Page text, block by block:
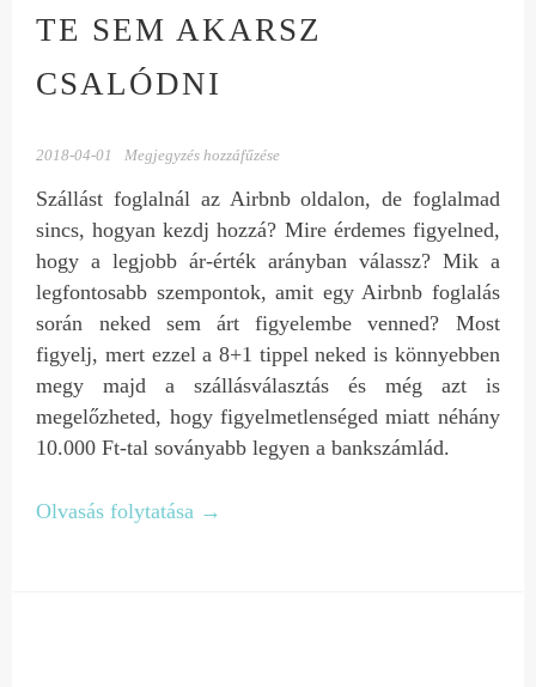
TE SEM AKARSZ
CSALÓDNI
2018-04-01 Megjegyzés hozzáfűzése
Szállást foglalnál az Airbnb oldalon, de foglalmad
sincs, hogyan kezdj hozzá? Mire érdemes figyelned,
hogy a legjobb ár-érték arányban válassz? Mik a
legfontosabb szempontok, amit egy Airbnb foglalás
során neked sem árt figyelembe venned? Most
figyelj, mert ezzel a 8+1 tippel neked is könnyebben
megy majd a szállásválasztás és még azt is
megelőzheted, hogy figyelmetlenséged miatt néhány
10.000 Ft-tal soványabb legyen a bankszámlád.
Olvasás folytatása →